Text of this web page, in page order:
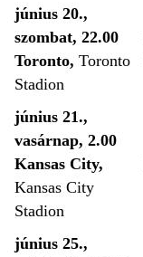
június 20.,
szombat, 22.00
Toronto, Toronto
Stadion
június 21.,
vasárnap, 2.00
Kansas City,
Kansas City
Stadion
június 25.,